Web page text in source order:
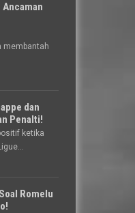
membantah
dan
Penalti!
ketika
Romelu